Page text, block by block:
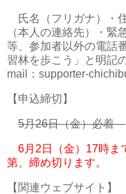
氏名（フリガナ）・
（本人の連絡先）・緊
等、参加者以外の電話
習林を歩こう」と明記
mail：supporter-
【申込締切】
5月26日（金）必着
6月2日（金）17時ま
第、締め切ります。
【関連ウェブサイト】